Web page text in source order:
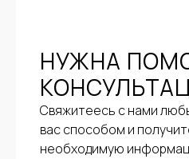
НУЖНА
Свяжитеесь с нами
вас способом и
необходимую